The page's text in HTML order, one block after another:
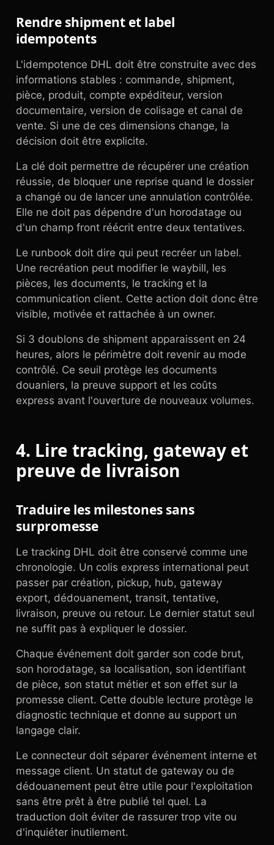
Rendre shipment et label
idempotents
L'idempotence DHL doit être construite avec des
informations stables : commande, shipment,
pièce, produit, compte expéditeur, version
documentaire, version de colisage et canal de
vente. Si une de ces dimensions change, la
décision doit être explicite.
La clé doit permettre de récupérer une création
réussie, de bloquer une reprise quand le dossier
a changé ou de lancer une annulation contrôlée.
Elle ne doit pas dépendre d'un horodatage ou
d'un champ front réécrit entre deux tentatives.
Le runbook doit dire qui peut recréer un label.
Une recréation peut modifier le waybill, les
pièces, les documents, le tracking et la
communication client. Cette action doit donc être
visible, motivée et rattachée à un owner.
Si 3 doublons de shipment apparaissent en 24
heures, alors le périmètre doit revenir au mode
contrôlé. Ce seuil protège les documents
douaniers, la preuve support et les coûts
express avant l'ouverture de nouveaux volumes.
4. Lire tracking, gateway et
preuve de livraison
Traduire les milestones sans
surpromesse
Le tracking DHL doit être conservé comme une
chronologie. Un colis express international peut
passer par création, pickup, hub, gateway
export, dédouanement, transit, tentative,
livraison, preuve ou retour. Le dernier statut seul
ne suffit pas à expliquer le dossier.
Chaque événement doit garder son code brut,
son horodatage, sa localisation, son identifiant
de pièce, son statut métier et son effet sur la
promesse client. Cette double lecture protège le
diagnostic technique et donne au support un
langage clair.
Le connecteur doit séparer événement interne et
message client. Un statut de gateway ou de
dédouanement peut être utile pour l'exploitation
sans être prêt à être publié tel quel. La
traduction doit éviter de rassurer trop vite ou
d'inquiéter inutilement.